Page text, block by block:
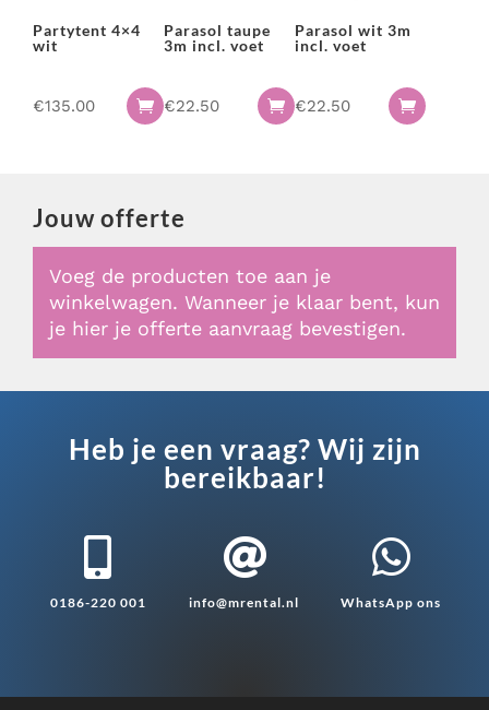
Partytent 4×4
wit
€135.00 
Parasol taupe
3m incl. voet
€22.50 
Parasol wit 3m
incl. voet
€22.50 
Jouw offerte
Voeg de producten toe aan je
winkelwagen. Wanneer je klaar bent, kun
je hier je offerte aanvraag bevestigen.
Heb je een vraag? Wij zijn
bereikbaar!

0186-220 001

info@mrental.nl

WhatsApp ons